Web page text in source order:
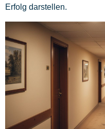
Erfolg darstellen.